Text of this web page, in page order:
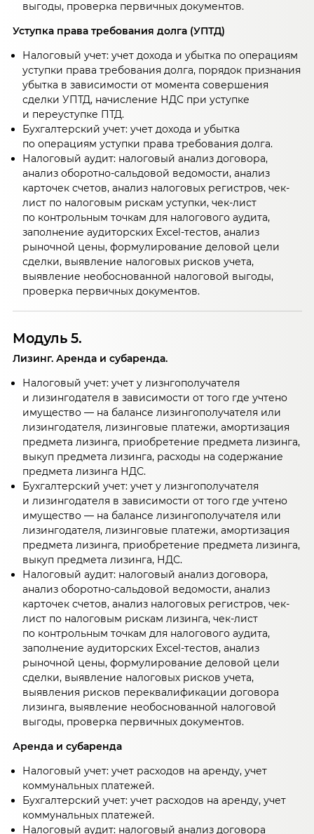
выгоды, проверка первичных документов.
Уступка права требования долга (УПТД)
Налоговый учет: учет дохода и убытка по операциям
уступки права требования долга, порядок признания
убытка в зависимости от момента совершения
сделки УПТД, начисление НДС при уступке
и переуступке ПТД.
Бухгалтерский учет: учет дохода и убытка
по операциям уступки права требования долга.
Налоговый аудит: налоговый анализ договора,
анализ оборотно-сальдовой ведомости, анализ
карточек счетов, анализ налоговых регистров, чек-
лист по налоговым рискам уступки, чек-лист
по контрольным точкам для налогового аудита,
заполнение аудиторских Excel-тестов, анализ
рыночной цены, формулирование деловой цели
сделки, выявление налоговых рисков учета,
выявление необоснованной налоговой выгоды,
проверка первичных документов.
Модуль 5.
Лизинг. Аренда и субаренда.
Налоговый учет: учет у лизнгополучателя
и лизингодателя в зависимости от того где учтено
имущество — на балансе лизингополучателя или
лизингодателя, лизинговые платежи, амортизация
предмета лизинга, приобретение предмета лизинга,
выкуп предмета лизинга, расходы на содержание
предмета лизинга НДС.
Бухгалтерский учет: учет у лизнгополучателя
и лизингодателя в зависимости от того где учтено
имущество — на балансе лизингополучателя или
лизингодателя, лизинговые платежи, амортизация
предмета лизинга, приобретение предмета лизинга,
выкуп предмета лизинга, НДС.
Налоговый аудит: налоговый анализ договора,
анализ оборотно-сальдовой ведомости, анализ
карточек счетов, анализ налоговых регистров, чек-
лист по налоговым рискам лизинга, чек-лист
по контрольным точкам для налогового аудита,
заполнение аудиторских Excel-тестов, анализ
рыночной цены, формулирование деловой цели
сделки, выявление налоговых рисков учета,
выявления рисков переквалификации договора
лизинга, выявление необоснованной налоговой
выгоды, проверка первичных документов.
Аренда и субаренда
Налоговый учет: учет расходов на аренду, учет
коммунальных платежей.
Бухгалтерский учет: учет расходов на аренду, учет
коммунальных платежей.
Налоговый аудит: налоговый анализ договора